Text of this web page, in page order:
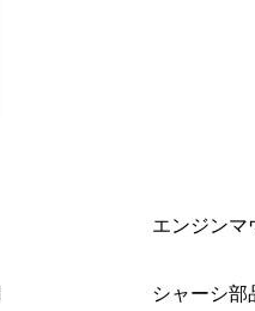
エンジンマ
シャーシ部